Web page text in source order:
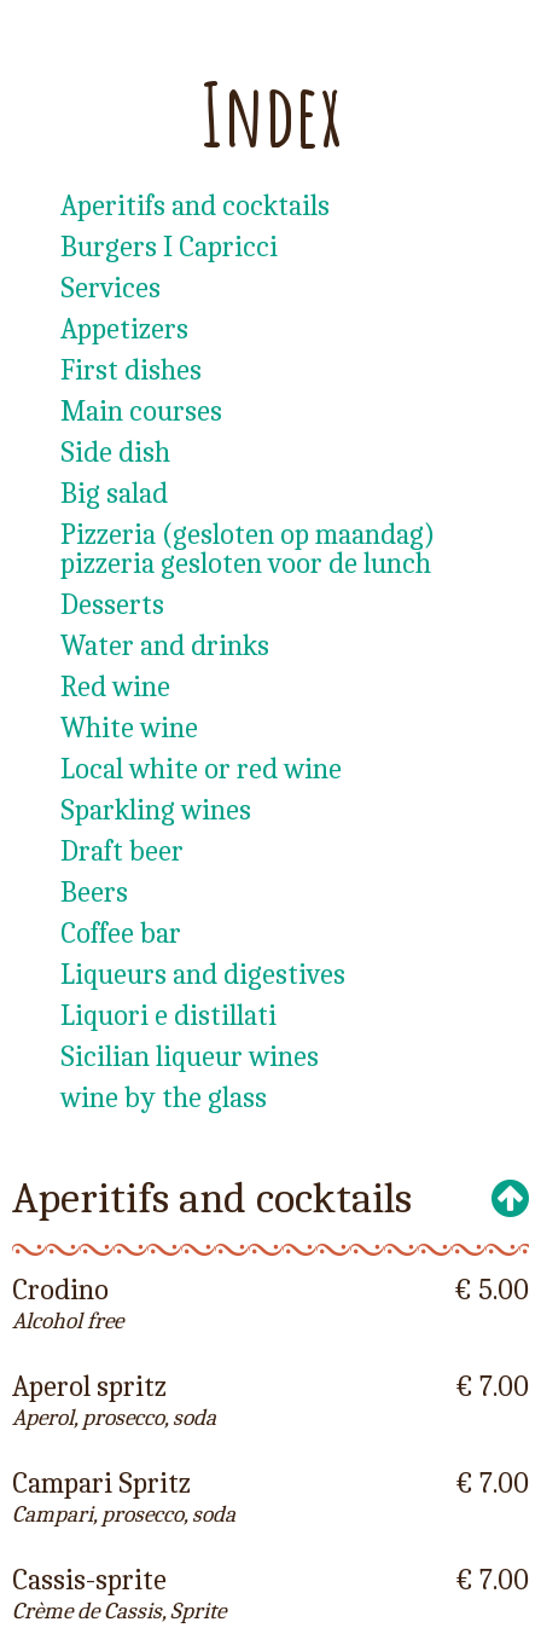
Index
Aperitifs and cocktails
Burgers I Capricci
Services
Appetizers
First dishes
Main courses
Side dish
Big salad
Pizzeria (gesloten op maandag)
pizzeria gesloten voor de lunch
Desserts
Water and drinks
Red wine
White wine
Local white or red wine
Sparkling wines
Draft beer
Beers
Coffee bar
Liqueurs and digestives
Liquori e distillati
Sicilian liqueur wines
wine by the glass
Aperitifs and cocktails
Crodino
Alcohol free
€ 5.00
Aperol spritz
Aperol, prosecco, soda
€ 7.00
Campari Spritz
Campari, prosecco, soda
€ 7.00
Cassis-sprite
Crème de Cassis, Sprite
€ 7.00